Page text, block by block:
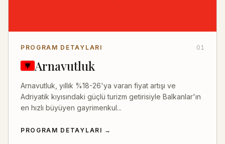
PROGRAM DETAYLARI 01
Arnavutluk
Arnavutluk, yıllık %18-26'ya varan fiyat artışı ve
Adriyatik kıyısındaki güçlü turizm getirisiyle Balkanlar'ın
en hızlı büyüyen gayrimenkul...
PROGRAM DETAYLARI →